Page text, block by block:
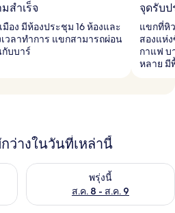
สำเร็จ
อง มีห้องประชุม 16 ห้องและ
วลาทำการ แขกสามารถผ่อน
บบาร์
จุดรับ
แขกที่หิ
สองแห่
กาแฟ บ
หลาย มี
ว่างในวันที่เหล่านี้
คืนนี้ ส.ค. 7 - ส.ค. 8พรุ่งนี้
ส.ค. 8 - ส.ค. 9
ตรวจสอบจำนวนห้องพักว่างใน